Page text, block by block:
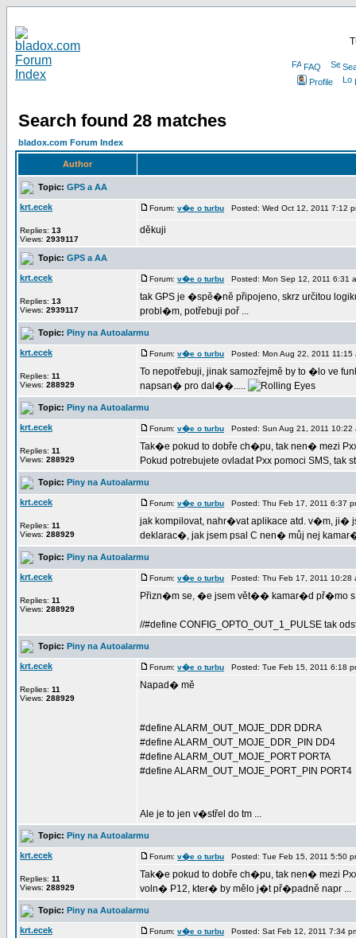
FAQ
Profile
Search found 28 matches
bladox.com Forum Index
Author
Topic: GPS a AA
krt.ecek
Replies: 13
Views: 2939117
Forum: v�e o turbu Posted: Wed Oct 12, 2011 7:12
děkuji
Topic: GPS a AA
krt.ecek
Replies: 13
Views: 2939117
Forum: v�e o turbu Posted: Mon Sep 12, 2011 6:31
tak GPS je �spě�ně připojeno, skrz určitou
probl�m, potřebuji poř ...
Topic: Piny na Autoalarmu
krt.ecek
Replies: 11
Views: 288929
Forum: v�e o turbu Posted: Mon Aug 22, 2011
To nepotřebuji, jinak samozřejmě by to �lo ve
napsan� pro dal��.....
Topic: Piny na Autoalarmu
krt.ecek
Replies: 11
Views: 288929
Forum: v�e o turbu Posted: Sun Aug 21, 2011
Tak�e pokud to dobře ch�pu, tak nen� mezi
Pokud potrebujete ovladat Pxx pomoci SMS, tak
Topic: Piny na Autoalarmu
krt.ecek
Replies: 11
Views: 288929
Forum: v�e o turbu Posted: Thu Feb 17, 2011 6:37
jak kompilovat, nahr�vat aplikace atd. v�m, ji�
deklarac�, jak jsem psal C nen� můj nej
Topic: Piny na Autoalarmu
krt.ecek
Replies: 11
Views: 288929
Forum: v�e o turbu Posted: Thu Feb 17, 2011
Přizn�m se, �e jsem vět�� kamar�d př�mo
//#define CONFIG_OPTO_OUT_1_PULSE tak
Topic: Piny na Autoalarmu
krt.ecek
Replies: 11
Views: 288929
Forum: v�e o turbu Posted: Tue Feb 15, 2011 6:18
Napad� mě
#define ALARM_OUT_MOJE_DDR DDRA
#define ALARM_OUT_MOJE_DDR_PIN DD4
#define ALARM_OUT_MOJE_PORT PORTA
#define ALARM_OUT_MOJE_PORT_PIN PORT4
Ale je to jen v�střel do tm ...
Topic: Piny na Autoalarmu
krt.ecek
Replies: 11
Views: 288929
Forum: v�e o turbu Posted: Tue Feb 15, 2011 5:50
Tak�e pokud to dobře ch�pu, tak nen� mezi
voln� P12, kter� by mělo j�t př�padně napr ...
Topic: Piny na Autoalarmu
krt.ecek Forum: v�e o turbu Posted: Sat Feb 12, 2011 7:34